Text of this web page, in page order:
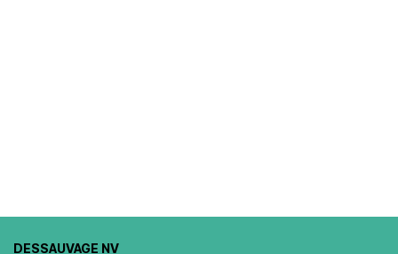
DESSAUVAGE NV